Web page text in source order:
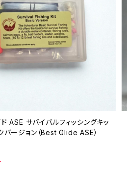
ASE サバイバルフィッシングキッ
バージョン（Best Glide ASE）